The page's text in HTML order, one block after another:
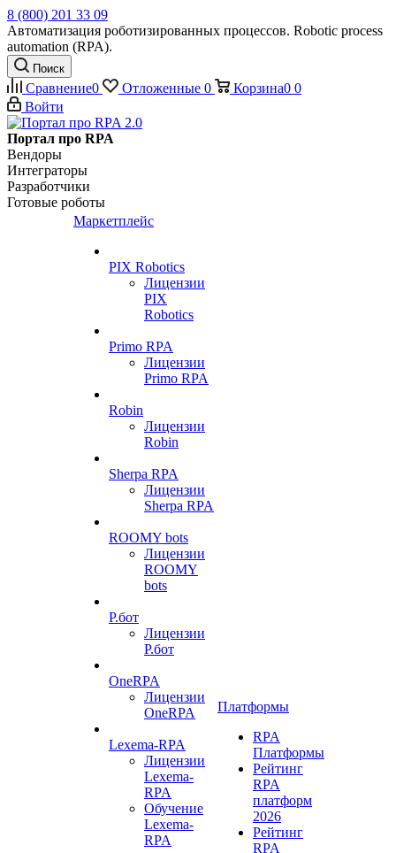
8 (800) 201 33 09
Автоматизация роботизированных процессов. Robotic process
automation (RPA).
Поиск
Сравнение0 Отложенные 0 Корзина0 0
Войти
Портал про RPA
Вендоры
Интеграторы
Разработчики
Готовые роботы
Маркетплейс
PIX Robotics
Лицензии
PIX
Robotics
Primo RPA
Лицензии
Primo RPA
Robin
Лицензии
Robin
Sherpa RPA
Лицензии
Sherpa RPA
ROOMY bots
Лицензии
ROOMY
bots
Р.бот
Лицензии
Р.бот
OneRPA
Лицензии
OneRPA
Lexema-RPA
Лицензии
Lexema-
RPA
Обучение
Lexema-
RPA
Платформы
RPA
Платформы
Рейтинг
RPA
платформ
2026
Рейтинг
RPA